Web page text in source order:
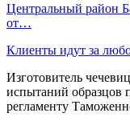
Центральный район
от…
Клиенты идут за
Изготовитель
испытаний образцов
регламенту